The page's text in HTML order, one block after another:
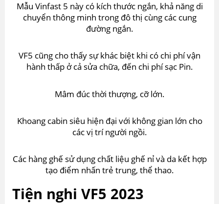
Mẫu Vinfast 5 này có kích thước ngắn, khả năng di
chuyển thông minh trong đô thị cùng các cung
đường ngắn.
VF5 cũng cho thấy sự khác biệt khi có chi phí vận
hành thấp ở cả sửa chữa, đến chi phí sạc Pin.
Mâm đúc thời thượng, cỡ lớn.
Khoang cabin siêu hiện đại với không gian lớn cho
các vị trí người ngồi.
Các hàng ghế sử dụng chất liệu ghế nỉ và da kết hợp
tạo điểm nhấn trẻ trung, thể thao.
Tiện nghi VF5 2023